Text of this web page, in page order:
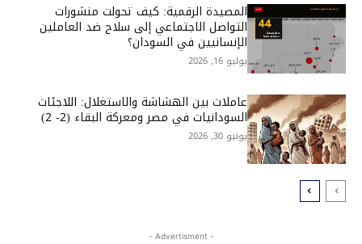
المصيدة الرقمية: كيف تحولت منشورات
التواصل الاجتماعي إلى سلاح ضد العاملين
الإنسانيين في السودان؟
يوليو 16, 2026
عاملات بين الهشاشة والاستغلال: اللاجئات
السودانيات في مصر ومعركة البقاء (2- 2)
يونيو 30, 2026
- Advertisment -